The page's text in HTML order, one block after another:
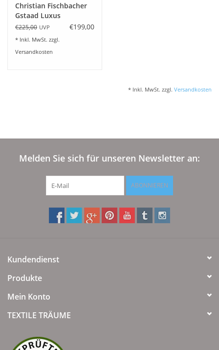
Christian Fischbacher
Gstaad Luxus
Nackenstützkissen-
variierbar
€225,00 UVP €199,00
* Inkl. MwSt. zzgl.
Versandkosten
* Inkl. MwSt. zzgl. Versandkosten
Melden Sie sich für unseren Newsletter an:
ABONNIEREN
Kundendienst
Produkte
Mein Konto
TEXTILE TRÄUME